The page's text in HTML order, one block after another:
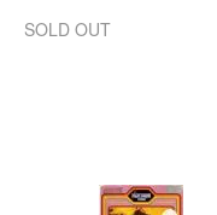
SOLD OUT